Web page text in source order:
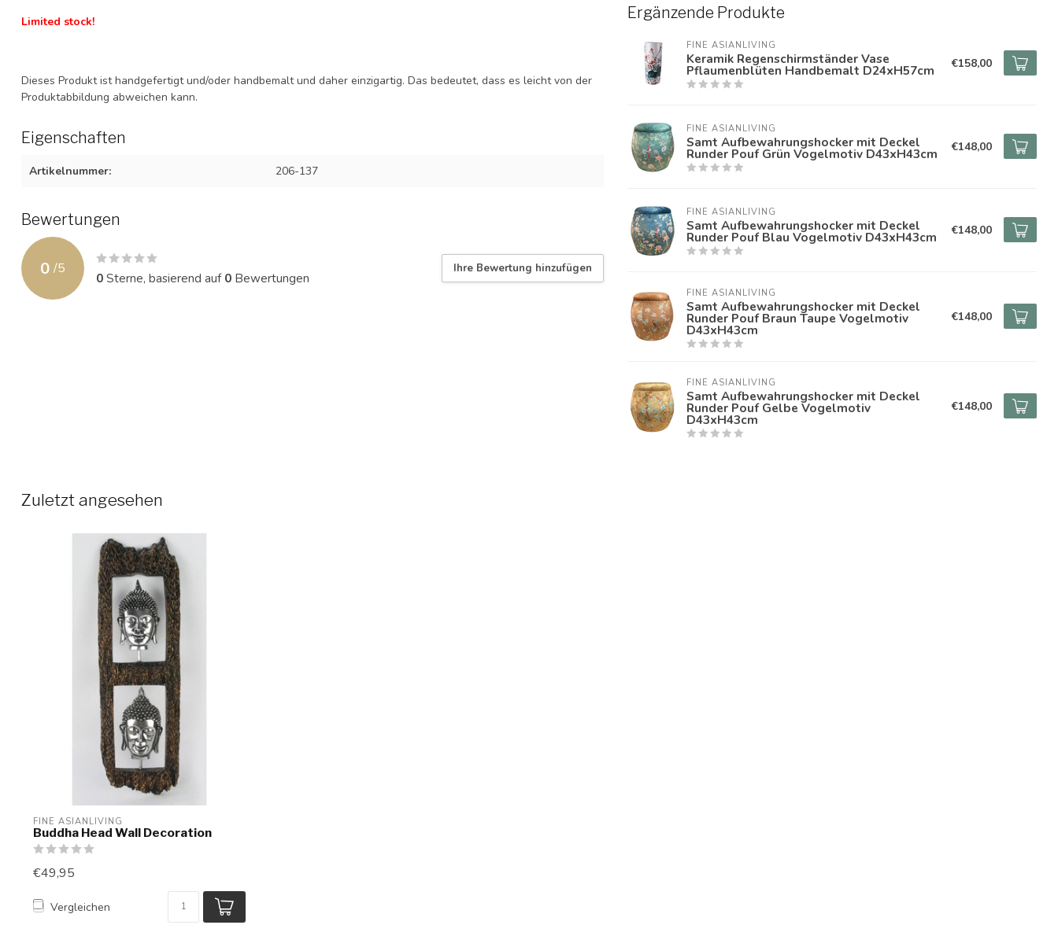
Limited stock!
Dieses Produkt ist handgefertigt und/oder handbemalt und daher einzigartig. Das bedeutet, dass es leicht von der
Produktabbildung abweichen kann.
Eigenschaften
Artikelnummer: 206-137
Bewertungen
0 /5
0Sterne, basierend auf0 Bewertungen
Ihre Bewertung hinzufügen
Ergänzende Produkte
FINE ASIANLIVING
Keramik Regenschirmständer Vase
Pflaumenblüten Handbemalt D24xH57cm €158,00
FINE ASIANLIVING
Samt Aufbewahrungshocker mit Deckel
Runder Pouf Grün Vogelmotiv D43xH43cm €148,00
FINE ASIANLIVING
Samt Aufbewahrungshocker mit Deckel
Runder Pouf Blau Vogelmotiv D43xH43cm €148,00
FINE ASIANLIVING
Samt Aufbewahrungshocker mit Deckel
Runder Pouf Braun Taupe Vogelmotiv
D43xH43cm
€148,00
FINE ASIANLIVING
Samt Aufbewahrungshocker mit Deckel
Runder Pouf Gelbe Vogelmotiv
D43xH43cm
€148,00
Zuletzt angesehen
FINE ASIANLIVING
Buddha Head Wall Decoration
€49,95
Vergleichen